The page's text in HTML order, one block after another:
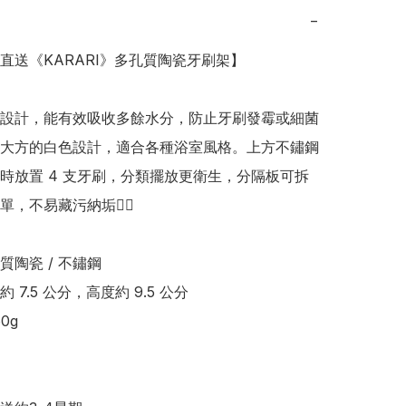
−
送《KARARI》多孔質陶瓷牙刷架】
計，能有效吸收多餘水分，防止牙刷發霉或細菌
方的白色設計，適合各種浴室風格。上方不鏽鋼
放置 4 支牙刷，分類擺放更衛生，分隔板可拆
，不易藏污納垢👍🏻
陶瓷 / 不鏽鋼
7.5 公分，高度約 9.5 公分